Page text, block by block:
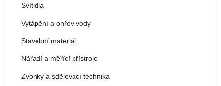
Svítidla
Vytápění a ohřev vody
Stavební materiál
Nářadí a měřící přístroje
Zvonky a sdělovací technika